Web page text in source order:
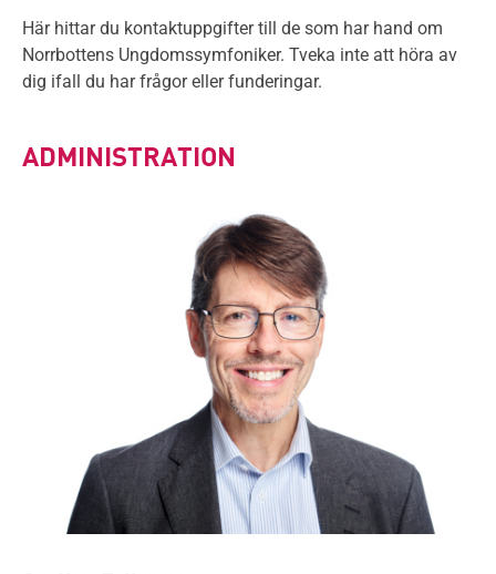
Här hittar du kontaktuppgifter till de som har hand om
Norrbottens Ungdomssymfoniker. Tveka inte att höra av
dig ifall du har frågor eller funderingar.
ADMINISTRATION